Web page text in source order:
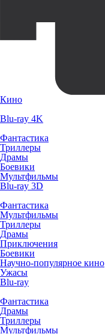
Кино
Blu-ray 4K
Фантастика
Триллеры
Драмы
Боевики
Мультфильмы
Blu-ray 3D
Фантастика
Мультфильмы
Триллеры
Драмы
Приключения
Боевики
Научно-популярное кино
Ужасы
Blu-ray
Фантастика
Драмы
Триллеры
Мультфильмы